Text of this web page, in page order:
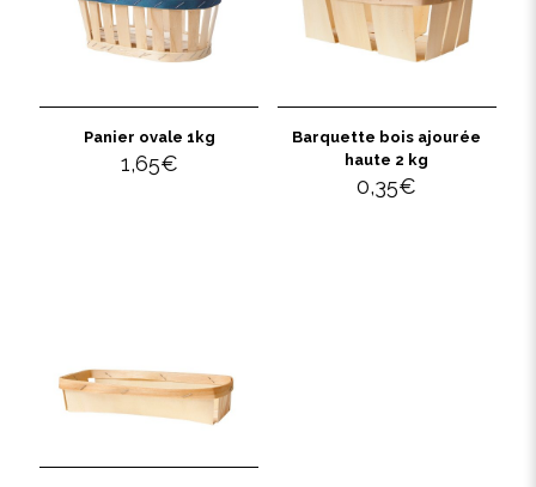
Panier ovale 1kg
1,65€
Barquette bois ajourée
haute 2 kg
0,35€